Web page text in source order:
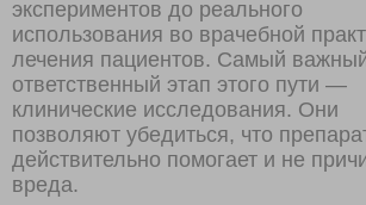
экспериментов до реального
использования во врачебной
лечения пациентов. Самый
ответственный этап этого пути —
клинические исследования. Они
позволяют убедиться, что
действительно помогает и не
вреда.